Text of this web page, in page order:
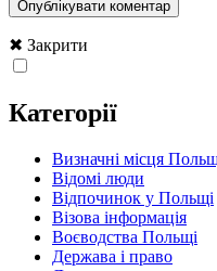
✖ Закрити
Категорії
Визначні місця
Відомі люди
Відпочинок у Польщі
Візова інформація
Воєводства Польщі
Держава і право